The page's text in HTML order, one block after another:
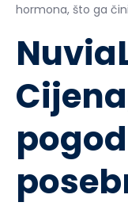
hormona, što ga